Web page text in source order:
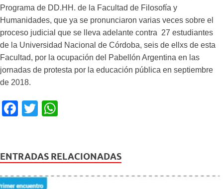
Programa de DD.HH. de la Facultad de Filosofía y
Humanidades, que ya se pronunciaron varias veces sobre el
proceso judicial que se lleva adelante contra 27 estudiantes
de la Universidad Nacional de Córdoba, seis de ellxs de esta
Facultad, por la ocupación del Pabellón Argentina en las
jornadas de protesta por la educación pública en septiembre
de 2018.
F
e
b
T
er s
A
ENTRADAS RELACIONADAS